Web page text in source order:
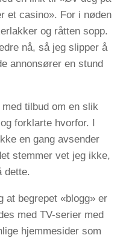
et casino». For i nøden
og råtten sopp.
nå, så jeg slipper å
annonsører en stund
tilbud om en slik
forklarte hvorfor. I
en gang avsender
stemmer vet jeg ikke,
dette.
at begrepet «blogg» er
med TV-serier med
hjemmesider som